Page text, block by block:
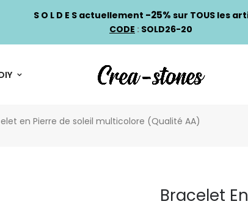
S O L D E S actuellement -25% sur TOUS les
CODE : SOLD26-20
en Pierre de soleil multicolore (Qualité AA)
Bracelet